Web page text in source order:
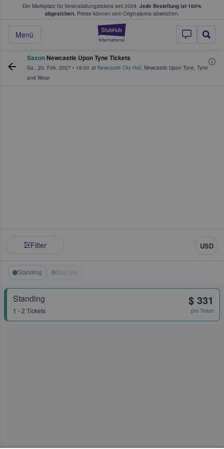
Der Marktplatz für Veranstaltungstickets seit 2009. Jede Bestellung ist 100%
abgesichert. Preise können vom Originalpreis abweichen.
StubHub - Wo
Menü
Tickets kaufen & verkaufen
Saxon Newcastle Upon Tyne Tickets
Sa., 20. Feb. 2027 • 19:00 at Newcastle City Hall, Newcastle Upon Tyne, Tyne
and Wear
Filter USD
Standing Balcony
Standing
1 - 2 Tickets
$ 331
pro Ticket